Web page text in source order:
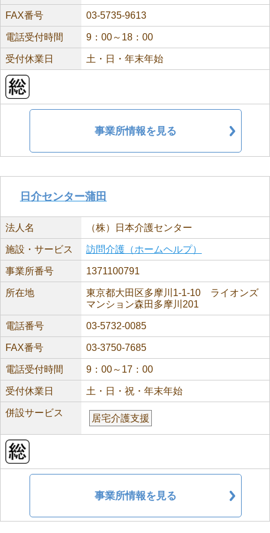
FAX番号 03-5735-9613
電話受付時間 9：00～18：00
受付休業日 土・日・年末年始
事業所情報を見る
日介センター蒲田
法人名 （株）日本介護センター
施設・サービス 訪問介護（ホームヘルプ）
事業所番号 1371100791
所在地
東京都大田区多摩川1-1-10 ライオンズ
マンション森田多摩川201
電話番号 03-5732-0085
FAX番号 03-3750-7685
電話受付時間 9：00～17：00
受付休業日 土・日・祝・年末年始
併設サービス
居宅介護支援
事業所情報を見る